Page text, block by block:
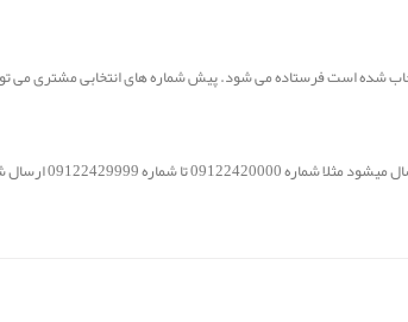
شده است فرستاده می شود. پیش شماره های انتخابی مشتری می
09122429999 ارسال شود.